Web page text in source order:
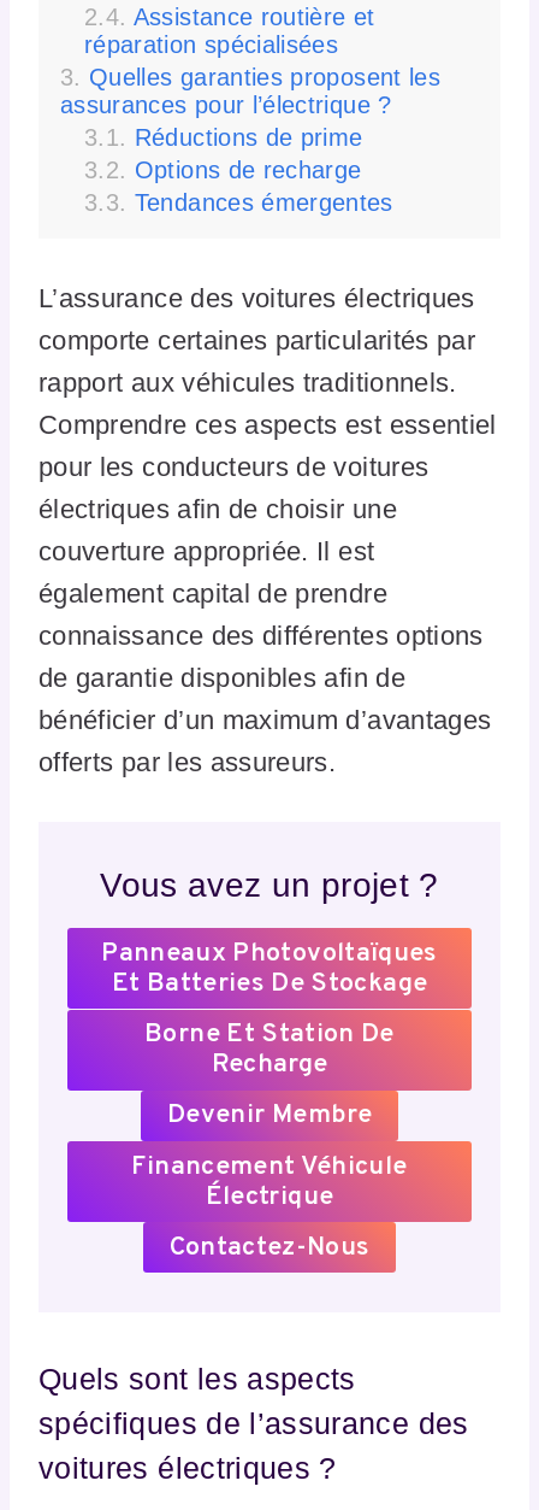
Assistance routière et
réparation spécialisées
Quelles garanties proposent les
assurances pour l’électrique ?
Réductions de prime
Options de recharge
Tendances émergentes
L’assurance des voitures électriques
comporte certaines particularités par
rapport aux véhicules traditionnels.
Comprendre ces aspects est essentiel
pour les conducteurs de voitures
électriques afin de choisir une
couverture appropriée. Il est
également capital de prendre
connaissance des différentes options
de garantie disponibles afin de
bénéficier d’un maximum d’avantages
offerts par les assureurs.
Vous avez un projet ?
Panneaux Photovoltaïques
Et Batteries De Stockage
Borne Et Station De
Recharge
Devenir Membre
Financement Véhicule
Électrique
Contactez-Nous
Quels sont les aspects
spécifiques de l’assurance des
voitures électriques ?